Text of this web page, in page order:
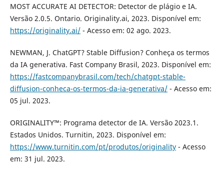
MOST ACCURATE AI DETECTOR: Detector de plágio e IA.
Versão 2.0.5. Ontario. Originality.ai, 2023. Disponível em:
https://originality.ai/- Acesso em: 02 ago. 2023.
NEWMAN, J. ChatGPT? Stable Diffusion? Conheça os termos
da IA generativa. Fast Company Brasil, 2023. Disponível em:
https://fastcompanybrasil.com/tech/chatgpt-stable-
diffusion-conheca-os-termos-da-ia-generativa/- Acesso em:
05 jul. 2023.
ORIGINALITY™: Programa detector de IA. Versão 2023.1.
Estados Unidos. Turnitin, 2023. Disponível em:
https://www.turnitin.com/pt/produtos/originality- Acesso
em: 31 jul. 2023.